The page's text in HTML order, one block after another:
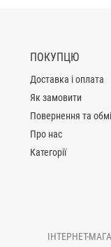
ПОКУПЦЮ
Доставка і оплата
Як замовити
Повернення та
Про нас
Категорії
ІНТЕРНЕТ-